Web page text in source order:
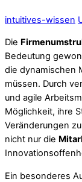
intuitives-wissen
Die
Bedeutung
die dynamischen
müssen. Durch
und agile
Möglichkeit, ihre
Veränderungen
nicht nur die
Ein besonderes